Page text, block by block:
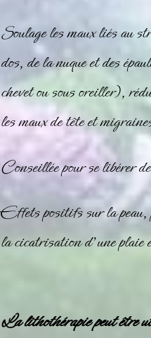
Soulage les maux liés au
dos, de la nuque et des
chevet ou sous oreiller),
les maux de tête et
Conseillée pour se libérer
Effets positifs sur la peau,
la cicatrisation d’une plaie
La lithothérapie peut être